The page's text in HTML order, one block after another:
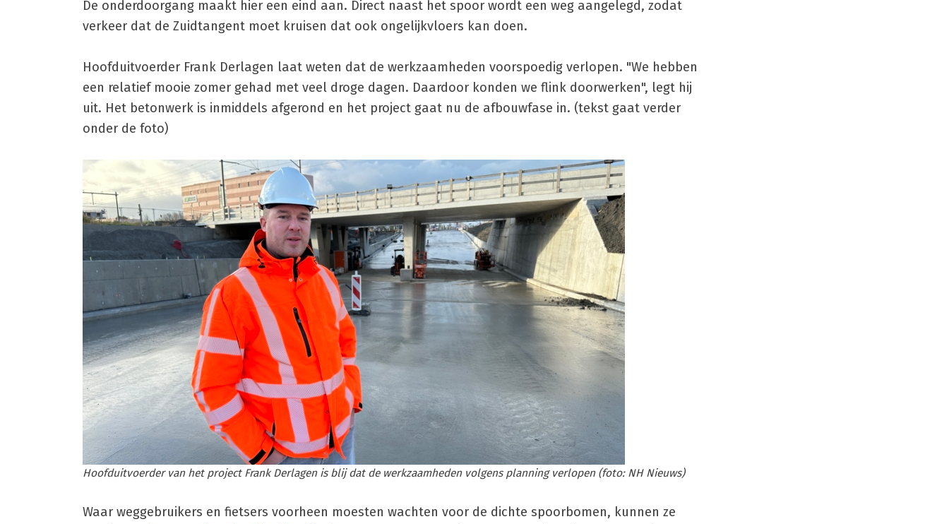
De onderdoorgang maakt hier een eind aan. Direct naast het spoor wordt een weg aangelegd, zodat
verkeer dat de Zuidtangent moet kruisen dat ook ongelijkvloers kan doen.
Hoofduitvoerder Frank Derlagen laat weten dat de werkzaamheden voorspoedig verlopen. "We hebben
een relatief mooie zomer gehad met veel droge dagen. Daardoor konden we flink doorwerken", legt hij
uit. Het betonwerk is inmiddels afgerond en het project gaat nu de afbouwfase in. (tekst gaat verder
onder de foto)
Hoofduitvoerder van het project Frank Derlagen is blij dat de werkzaamheden volgens planning verlopen (foto: NH Nieuws)
Waar weggebruikers en fietsers voorheen moesten wachten voor de dichte spoorbomen, kunnen ze